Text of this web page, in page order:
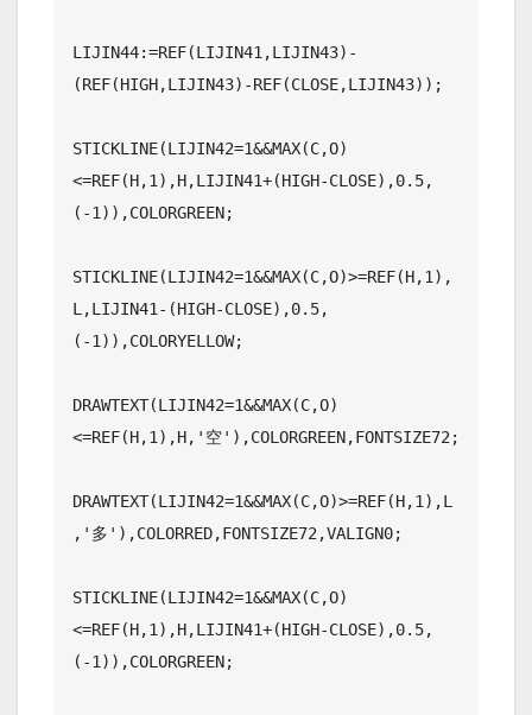
LIJIN44:=REF(LIJIN41,LIJIN43)-
(REF(HIGH,LIJIN43)-REF(CLOSE,LIJIN43));
STICKLINE(LIJIN42=1&&MAX(C,O)
<=REF(H,1),H,LIJIN41+(HIGH-CLOSE),0.5,
(-1)),COLORGREEN;
STICKLINE(LIJIN42=1&&MAX(C,O)>=REF(H,1),
L,LIJIN41-(HIGH-CLOSE),0.5,
(-1)),COLORYELLOW;
DRAWTEXT(LIJIN42=1&&MAX(C,O)
<=REF(H,1),H,'空'),COLORGREEN,FONTSIZE72;
DRAWTEXT(LIJIN42=1&&MAX(C,O)>=REF(H,1),L
,'多'),COLORRED,FONTSIZE72,VALIGN0;
STICKLINE(LIJIN42=1&&MAX(C,O)
<=REF(H,1),H,LIJIN41+(HIGH-CLOSE),0.5,
(-1)),COLORGREEN;